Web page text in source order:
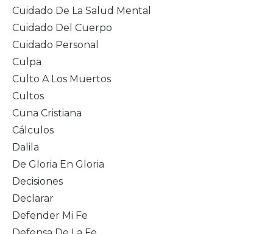
Cuidado De La Salud Mental
Cuidado Del Cuerpo
Cuidado Personal
Culpa
Culto A Los Muertos
Cultos
Cuna Cristiana
Cálculos
Dalila
De Gloria En Gloria
Decisiones
Declarar
Defender Mi Fe